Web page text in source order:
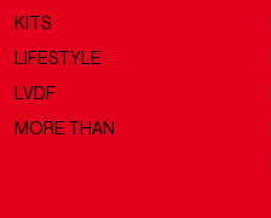
KITS
LIFESTYLE
LVDF
MORE THAN